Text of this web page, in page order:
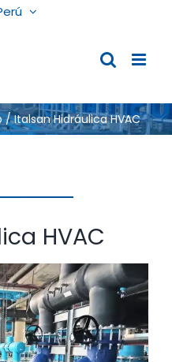
/Italsan Hidráulica HVAC
HVAC